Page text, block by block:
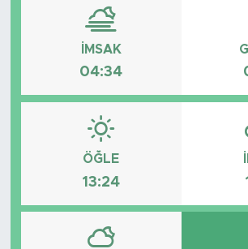
İMSAK
04:34
ÖĞLE
13:24
Resmi İlanlar
Sağlık
Turizm